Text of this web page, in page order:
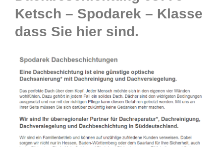
Ketsch – Spodarek – Klasse
dass Sie hier sind.